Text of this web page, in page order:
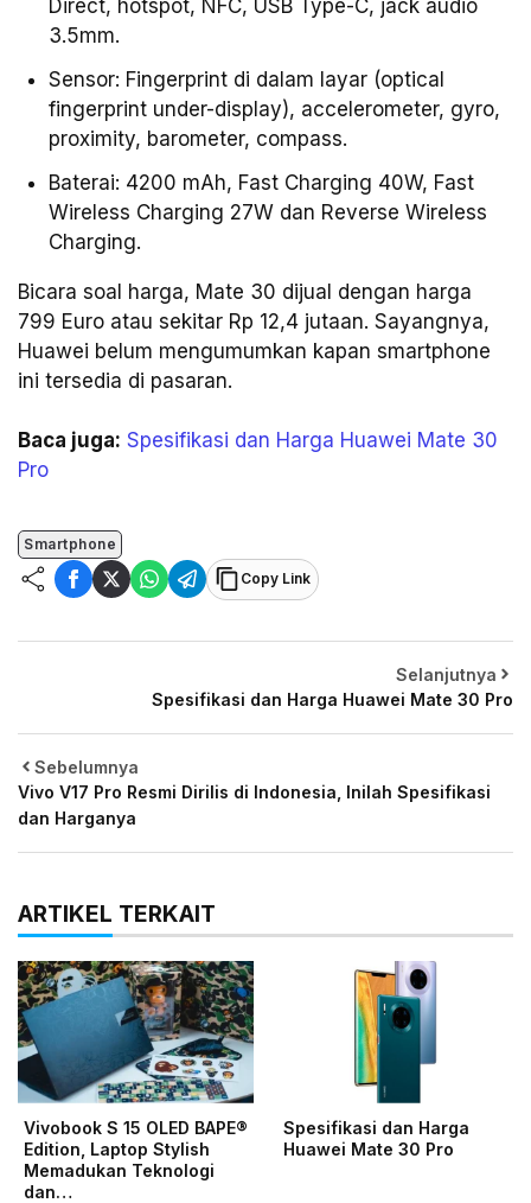
Direct, hotspot, NFC, USB Type-C, jack audio
3.5mm.
Sensor: Fingerprint di dalam layar (optical
fingerprint under-display), accelerometer, gyro,
proximity, barometer, compass.
Baterai: 4200 mAh, Fast Charging 40W, Fast
Wireless Charging 27W dan Reverse Wireless
Charging.
Bicara soal harga, Mate 30 dijual dengan harga
799 Euro atau sekitar Rp 12,4 jutaan. Sayangnya,
Huawei belum mengumumkan kapan smartphone
ini tersedia di pasaran.
Baca juga: Spesifikasi dan Harga Huawei Mate 30
Pro
Smartphone
Copy Link
Sebelumnya
Vivo V17 Pro Resmi Dirilis di Indonesia, Inilah Spesifikasi
dan Harganya
Selanjutnya
Spesifikasi dan Harga Huawei Mate 30 Pro
ARTIKEL TERKAIT
Vivobook S 15 OLED BAPE®
Edition, Laptop Stylish
Memadukan Teknologi
dan…
Spesifikasi dan Harga
Huawei Mate 30 Pro